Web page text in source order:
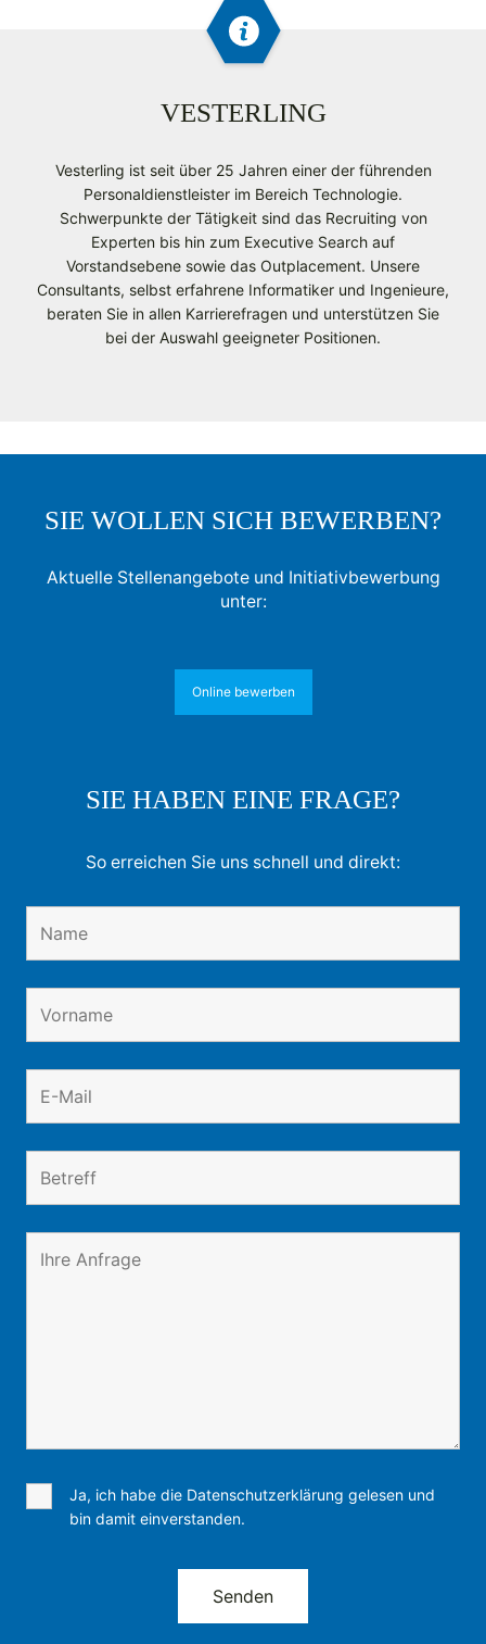
VESTERLING
Vesterling ist seit über 25 Jahren einer der führenden
Personaldienstleister im Bereich Technologie.
Schwerpunkte der Tätigkeit sind das Recruiting von
Experten bis hin zum Executive Search auf
Vorstandsebene sowie das Outplacement. Unsere
Consultants, selbst erfahrene Informatiker und Ingenieure,
beraten Sie in allen Karrierefragen und unterstützen Sie
bei der Auswahl geeigneter Positionen.
SIE WOLLEN SICH BEWERBEN?
Aktuelle Stellenangebote und Initiativbewerbung
unter:
Online bewerben
SIE HABEN EINE FRAGE?
So erreichen Sie uns schnell und direkt:
Ja, ich habe die Datenschutzerklärung gelesen und
bin damit einverstanden.